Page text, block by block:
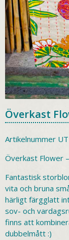
Överkast
Artikelnummer
Överkast Flower
Fantastisk
vita och bruna
härligt färgglatt
sov- och
finns att
dubbelmått :)